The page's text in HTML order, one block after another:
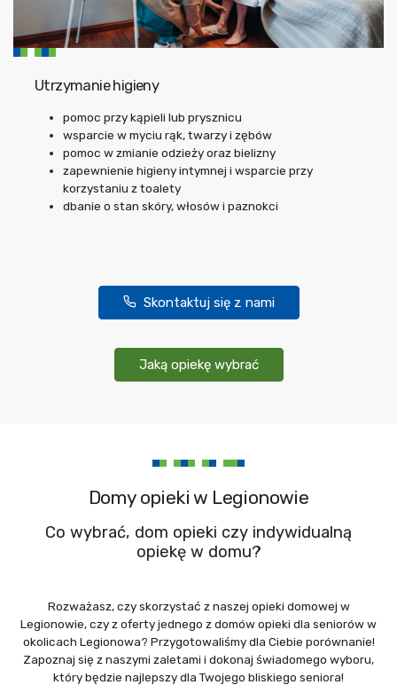
Utrzymanie higieny
pomoc przy kąpieli lub prysznicu
wsparcie w myciu rąk, twarzy i zębów
pomoc w zmianie odzieży oraz bielizny
zapewnienie higieny intymnej i wsparcie przy
korzystaniu z toalety
dbanie o stan skóry, włosów i paznokci
Skontaktuj się z nami
Jaką opiekę wybrać
Domy opieki w Legionowie
Co wybrać, dom opieki czy indywidualną
opiekę w domu?
Rozważasz, czy skorzystać z naszej opieki domowej w
Legionowie, czy z oferty jednego z domów opieki dla seniorów w
okolicach Legionowa? Przygotowaliśmy dla Ciebie porównanie!
Zapoznaj się z naszymi zaletami i dokonaj świadomego wyboru,
który będzie najlepszy dla Twojego bliskiego seniora!